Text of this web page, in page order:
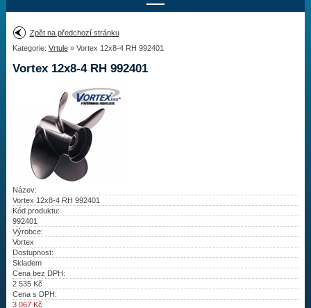
Provedení:
Výrobce:
Drážky na hřídeli:
Najít vrtuli
Vrtule
Redukční pouzdra XHS
Kontakty
Aktuality
Zpět na předchozí stránku
Kategorie: Vrtule» Vortex 12x8-4 RH 992401
Vortex 12x8-4 RH 992401
Název:
Vortex 12x8-4 RH 992401
Kód produktu:
992401
Výrobce:
Vortex
Dostupnost:
Skladem
Cena bez DPH:
2 535Kč
Cena s DPH:
3 067Kč